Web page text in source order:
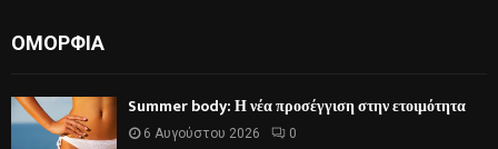
ΟΜΟΡΦΙΆ
Summer body: Η νέα προσέγγιση στην ετοιμότητα
6 Αυγούστου 2026 0